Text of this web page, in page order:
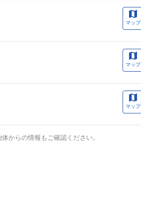
マップ
マップ
マップ
からの情報もご確認ください。